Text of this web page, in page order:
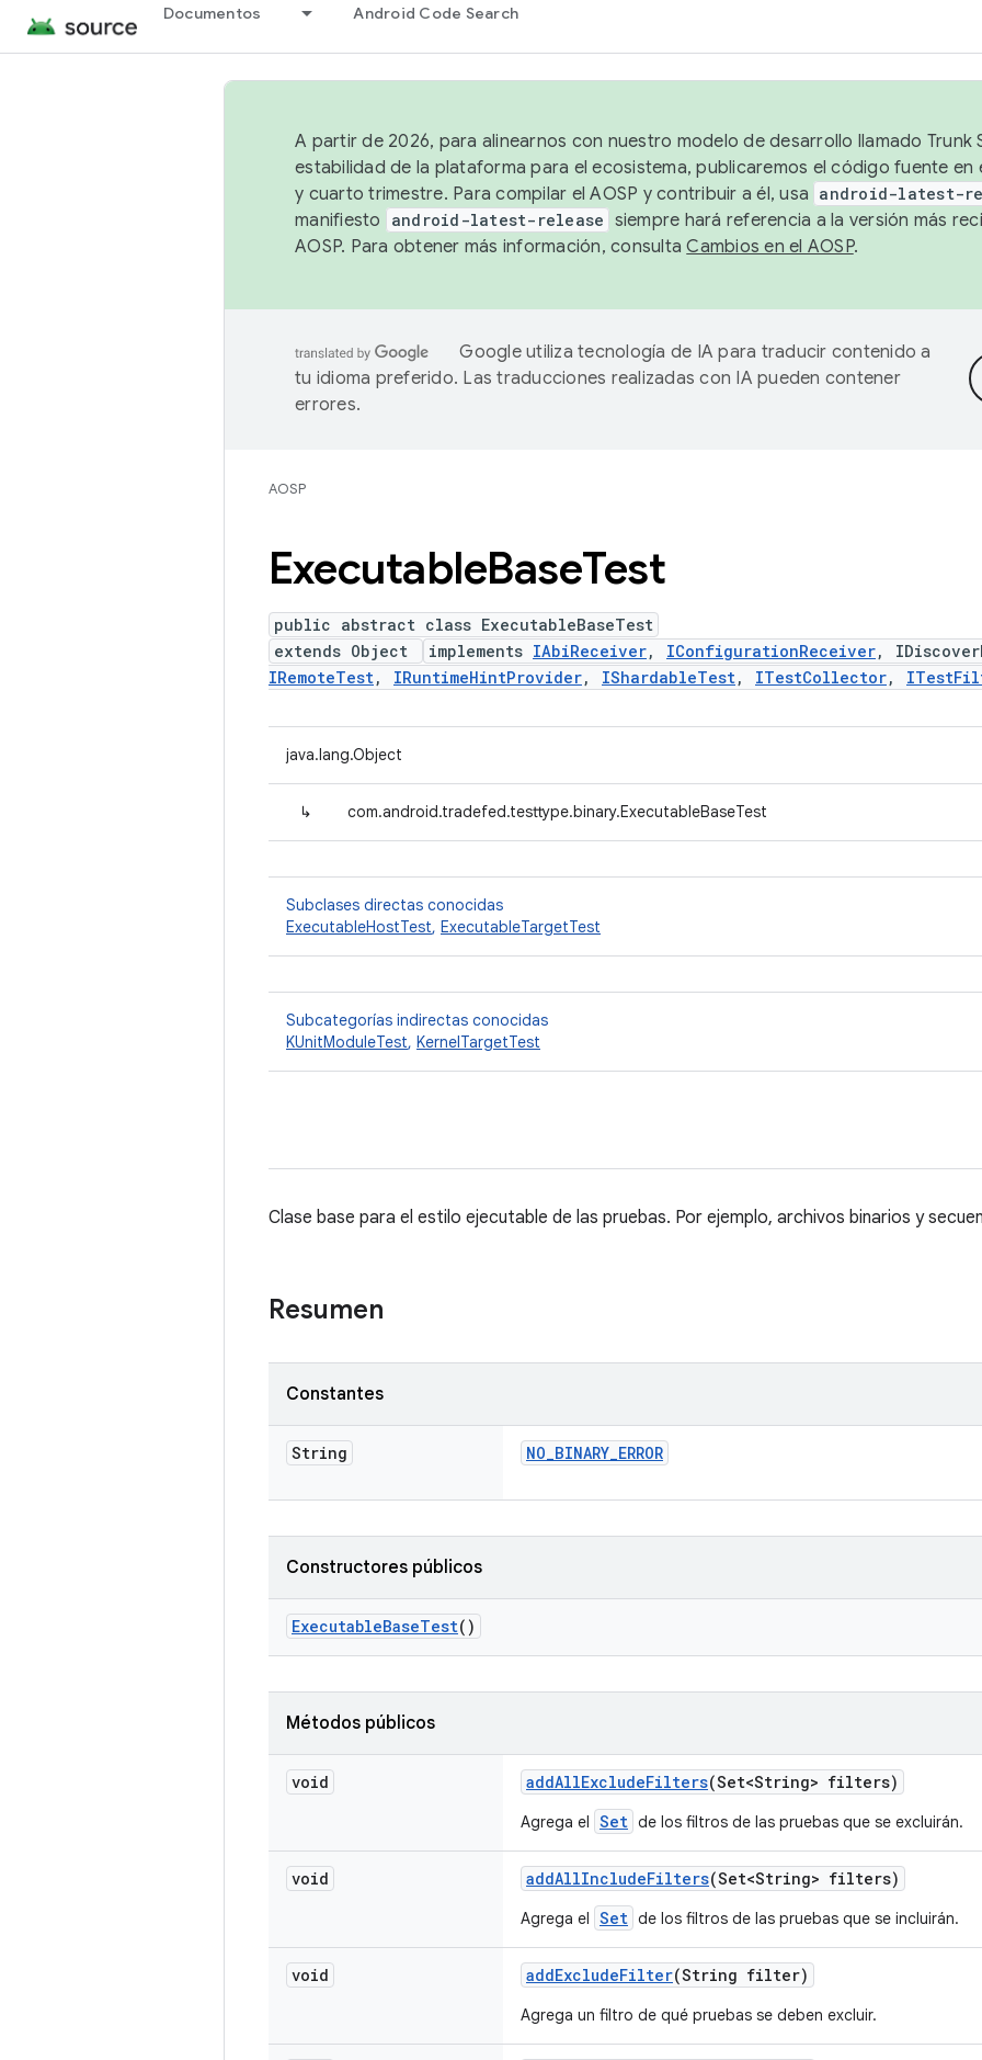
Documentos Android Code Search
A partir de 2026, para alinearnos con nuestro modelo de desarrollo llamado Trunk
estabilidad de la plataforma para el ecosistema, publicaremos el código fuente en
y cuarto trimestre. Para compilar el AOSP y contribuir a él, usa android-latest-
manifiesto android-latest-release siempre hará referencia a la versión más
AOSP. Para obtener más información, consultaCambios en el AOSP.
Google utiliza tecnología de IA para traducir contenido a
tu idioma preferido. Las traducciones realizadas con IA pueden contener
errores.
AOSP
ExecutableBaseTest
public abstract class ExecutableBaseTest
extends Object
implements IAbiReceiver, IConfigurationReceiver,
IRemoteTest, IRuntimeHintProvider, IShardableTest, ITestCollector,
java.lang.Object
↳ com.android.tradefed.testtype.binary.ExecutableBaseTest
Subclases directas conocidas
ExecutableHostTest, ExecutableTargetTest
Subcategorías indirectas conocidas
KUnitModuleTest, KernelTargetTest
Clase base para el estilo ejecutable de las pruebas. Por ejemplo, archivos binarios y
Resumen
Constantes
String NO_BINARY_ERROR
Constructores públicos
ExecutableBaseTest()
Métodos públicos
void addAllExcludeFilters(Set<String> filters)
Agrega el Set de los filtros de las pruebas que se excluirán.
void addAllIncludeFilters(Set<String> filters)
Agrega el Set de los filtros de las pruebas que se incluirán.
void addExcludeFilter(String filter)
Agrega un filtro de qué pruebas se deben excluir.